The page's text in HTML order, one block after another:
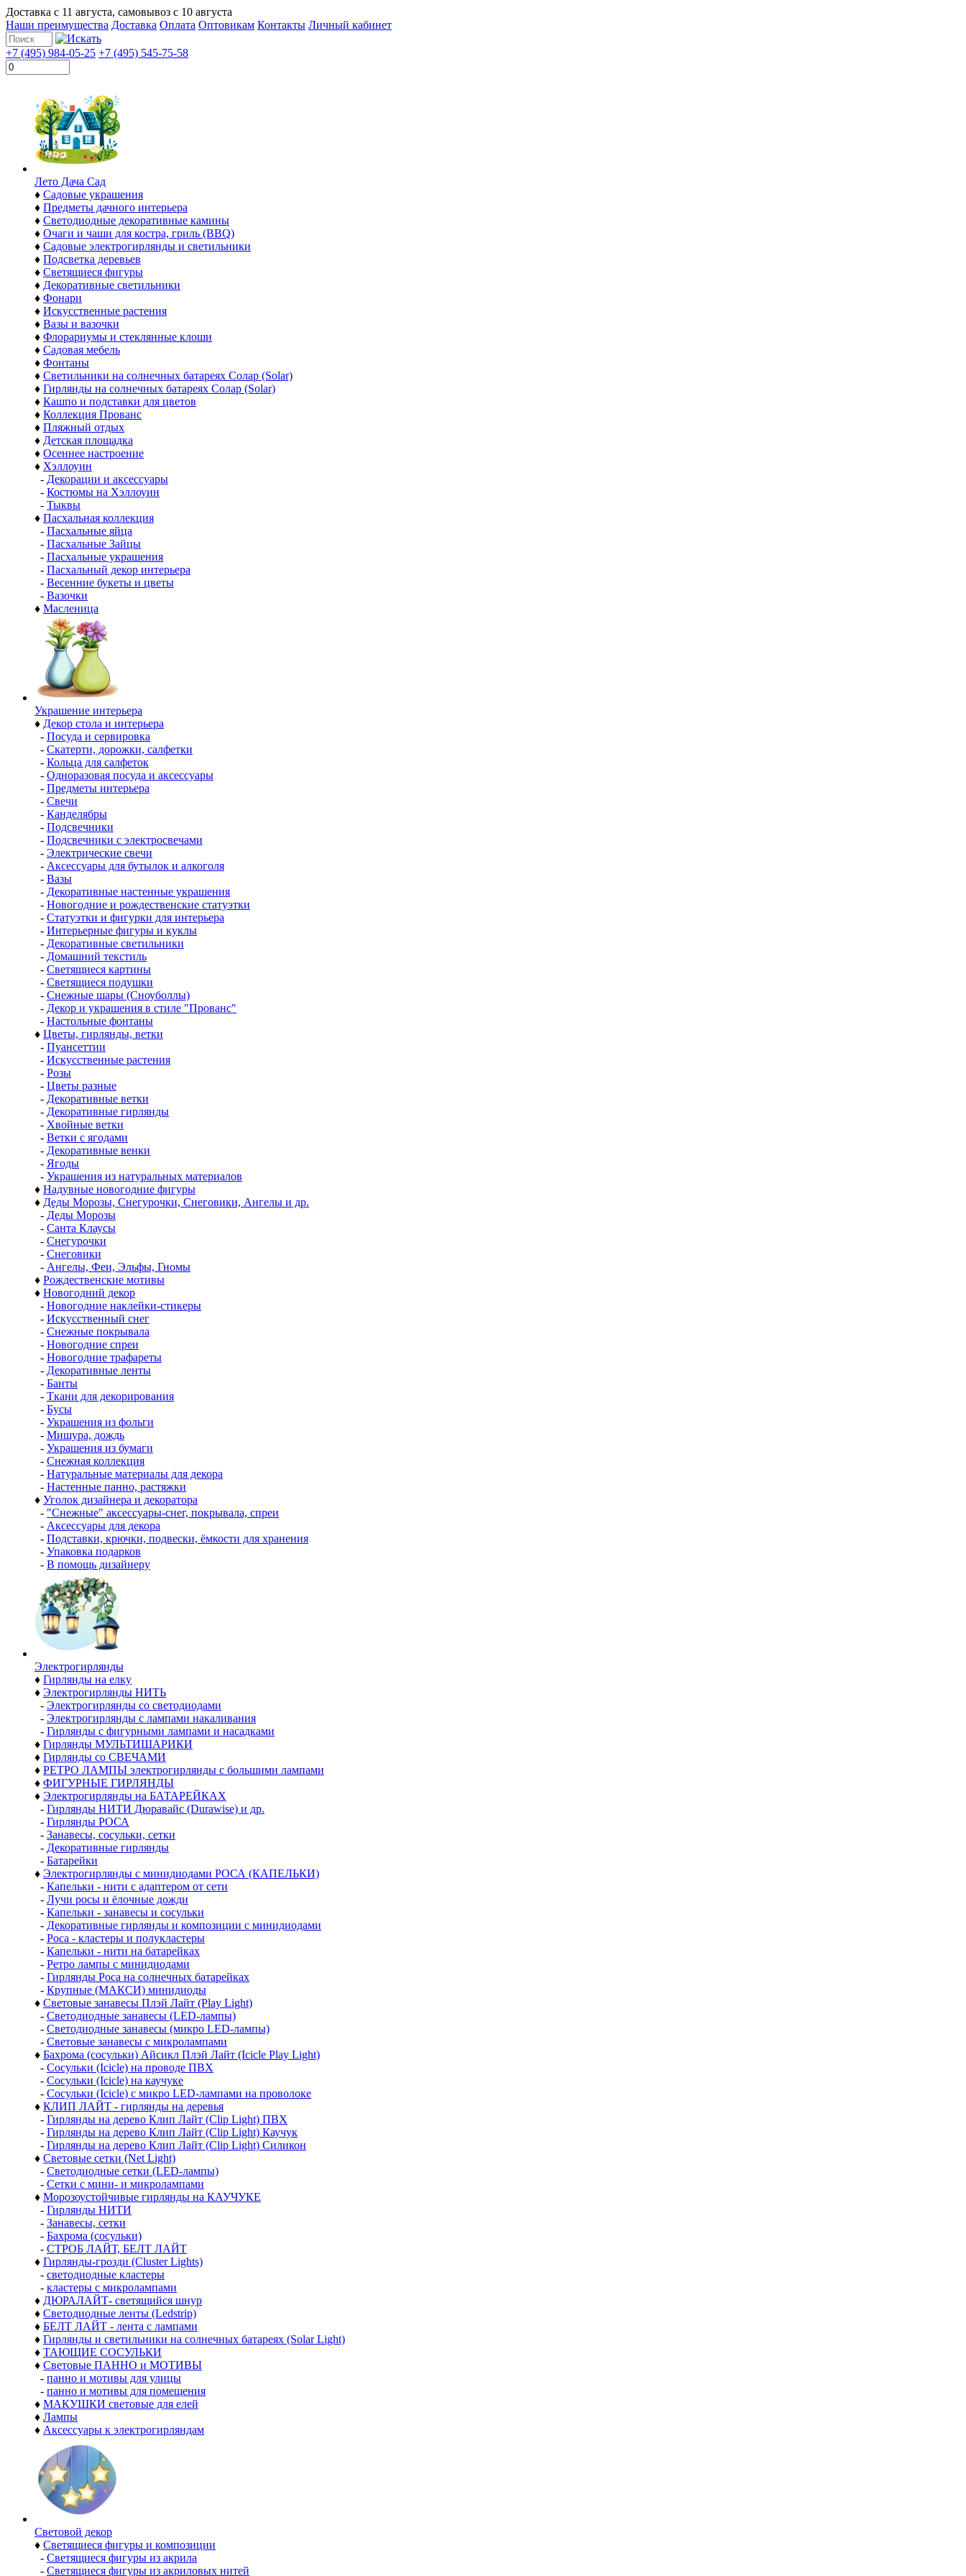
Доставка с 11 августа, самовывоз с 10 августа
Наши преимущества Доставка Оплата Оптовикам Контакты Личный кабинет
+7 (495) 984-05-25 +7 (495) 545-75-58
Лето Дача Сад
♦ Садовые украшения
♦ Предметы дачного интерьера
♦ Светодиодные декоративные камины
♦ Очаги и чаши для костра, гриль (BBQ)
♦ Садовые электрогирлянды и светильники
♦ Подсветка деревьев
♦ Светящиеся фигуры
♦ Декоративные светильники
♦ Фонари
♦ Искусственные растения
♦ Вазы и вазочки
♦ Флорариумы и стеклянные клоши
♦ Садовая мебель
♦ Фонтаны
♦ Светильники на солнечных батареях Солар (Solar)
♦ Гирлянды на солнечных батареях Солар (Solar)
♦ Кашпо и подставки для цветов
♦ Коллекция Прованс
♦ Пляжный отдых
♦ Детская площадка
♦ Осеннее настроение
♦ Хэллоуин
- Декорации и аксессуары
- Костюмы на Хэллоуин
- Тыквы
♦ Пасхальная коллекция
- Пасхальные яйца
- Пасхальные Зайцы
- Пасхальные украшения
- Пасхальный декор интерьера
- Весенние букеты и цветы
- Вазочки
♦ Масленица
Украшение интерьера
♦ Декор стола и интерьера
- Посуда и сервировка
- Скатерти, дорожки, салфетки
- Кольца для салфеток
- Одноразовая посуда и аксессуары
- Предметы интерьера
- Свечи
- Канделябры
- Подсвечники
- Подсвечники с электросвечами
- Электрические свечи
- Аксессуары для бутылок и алкоголя
- Вазы
- Декоративные настенные украшения
- Новогодние и рождественские статуэтки
- Статуэтки и фигурки для интерьера
- Интерьерные фигуры и куклы
- Декоративные светильники
- Домашний текстиль
- Светящиеся картины
- Светящиеся подушки
- Снежные шары (Сноуболлы)
- Декор и украшения в стиле "Прованс"
- Настольные фонтаны
♦ Цветы, гирлянды, ветки
- Пуансеттии
- Искусственные растения
- Розы
- Цветы разные
- Декоративные ветки
- Декоративные гирлянды
- Хвойные ветки
- Ветки с ягодами
- Декоративные венки
- Ягоды
- Украшения из натуральных материалов
♦ Надувные новогодние фигуры
♦ Деды Морозы, Снегурочки, Снеговики, Ангелы и др.
- Деды Морозы
- Санта Клаусы
- Снегурочки
- Снеговики
- Ангелы, Феи, Эльфы, Гномы
♦ Рождественские мотивы
♦ Новогодний декор
- Новогодние наклейки-стикеры
- Искусственный снег
- Снежные покрывала
- Новогодние спреи
- Новогодние трафареты
- Декоративные ленты
- Банты
- Ткани для декорирования
- Бусы
- Украшения из фольги
- Мишура, дождь
- Украшения из бумаги
- Снежная коллекция
- Натуральные материалы для декора
- Настенные панно, растяжки
♦ Уголок дизайнера и декоратора
- "Снежные" аксессуары-снег, покрывала, спреи
- Аксессуары для декора
- Подставки, крючки, подвески, ёмкости для хранения
- Упаковка подарков
- В помощь дизайнеру
Электро­гирлянды
♦ Гирлянды на елку
♦ Электрогирлянды НИТЬ
- Электрогирлянды со светодиодами
- Электрогирлянды с лампами накаливания
- Гирлянды с фигурными лампами и насадками
♦ Гирлянды МУЛЬТИШАРИКИ
♦ Гирлянды со СВЕЧАМИ
♦ РЕТРО ЛАМПЫ электрогирлянды с большими лампами
♦ ФИГУРНЫЕ ГИРЛЯНДЫ
♦ Электрогирлянды на БАТАРЕЙКАХ
- Гирлянды НИТИ Дюравайс (Durawise) и др.
- Гирлянды РОСА
- Занавесы, сосульки, сетки
- Декоративные гирлянды
- Батарейки
♦ Электрогирлянды с минидиодами РОСА (КАПЕЛЬКИ)
- Капельки - нити с адаптером от сети
- Лучи росы и ёлочные дожди
- Капельки - занавесы и сосульки
- Декоративные гирлянды и композиции с минидиодами
- Роса - кластеры и полукластеры
- Капельки - нити на батарейках
- Ретро лампы с минидиодами
- Гирлянды Роса на солнечных батарейках
- Крупные (МАКСИ) минидиоды
♦ Световые занавесы Плэй Лайт (Play Light)
- Светодиодные занавесы (LED-лампы)
- Светодиодные занавесы (микро LED-лампы)
- Световые занавесы с микролампами
♦ Бахрома (сосульки) Айсикл Плэй Лайт (Icicle Play Light)
- Сосульки (Icicle) на проводе ПВХ
- Сосульки (Icicle) на каучуке
- Сосульки (Icicle) с микро LED-лампами на проволоке
♦ КЛИП ЛАЙТ - гирлянды на деревья
- Гирлянды на дерево Клип Лайт (Clip Light) ПВХ
- Гирлянды на дерево Клип Лайт (Clip Light) Каучук
- Гирлянды на дерево Клип Лайт (Clip Light) Силикон
♦ Световые сетки (Net Light)
- Светодиодные сетки (LED-лампы)
- Сетки с мини- и микролампами
♦ Морозоустойчивые гирлянды на КАУЧУКЕ
- Гирлянды НИТИ
- Занавесы, сетки
- Бахрома (сосульки)
- СТРОБ ЛАЙТ, БЕЛТ ЛАЙТ
♦ Гирлянды-грозди (Cluster Lights)
- светодиодные кластеры
- кластеры с микролампами
♦ ДЮРАЛАЙТ- светящийся шнур
♦ Светодиодные ленты (Ledstrip)
♦ БЕЛТ ЛАЙТ - лента с лампами
♦ Гирлянды и светильники на солнечных батареях (Solar Light)
♦ ТАЮЩИЕ СОСУЛЬКИ
♦ Световые ПАННО и МОТИВЫ
- панно и мотивы для улицы
- панно и мотивы для помещения
♦ МАКУШКИ световые для елей
♦ Лампы
♦ Аксессуары к электрогирляндам
Световой декор
♦ Светящиеся фигуры и композиции
- Светящиеся фигуры из акрила
- Светящиеся фигуры из акриловых нитей